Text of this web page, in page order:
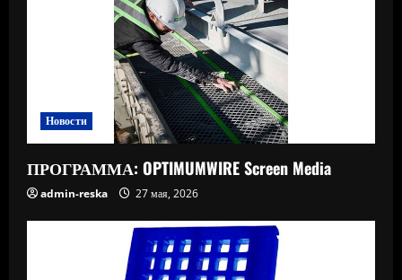
Новости
ПРОГРАММА: OPTIMUMWIRE Screen Media
admin-reska 27 мая, 2026